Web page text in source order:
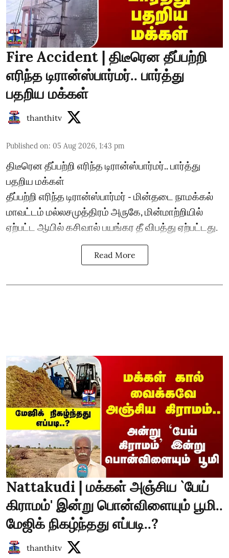
Fire Accident | திடீரென தீப்பற்றி
எரிந்த டிரான்ஸ்பார்மர்.. பார்த்து
பதறிய மக்கள்
thanthitv
Published on: 05 Aug 2026, 1:43 pm
திடீரென தீப்பற்றி எரிந்த டிரான்ஸ்பார்மர்.. பார்த்து
பதறிய மக்கள்
தீப்பற்றி எரிந்த டிரான்ஸ்பார்மர் - மின்தடை நாமக்கல்
மாவட்டம் மல்லசமுத்திரம் அருகே, மின்மாற்றியில்
ஏற்பட்ட ஆயில் கசிவால் பயங்கர தீ விபத்து ஏற்பட்டது.
Read More
Nattakudi | மக்கள் அஞ்சிய `பேய்
கிராமம்' இன்று பொன்விளையும் பூமி..
மேஜிக் நிகழ்ந்தது எப்படி..?
thanthitv